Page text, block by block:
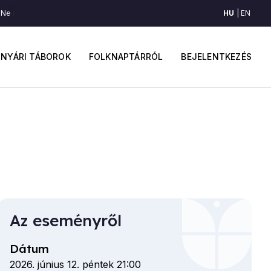
fiók
menüje
BEJELENTKEZÉS
NYÁRI TÁBOROK FOLKNAPTÁRRÓL
nézz rózsám (Erdőszombattelke, Észak-Mezőség) Ne nézz rózsám
HU EN
Az eseményről
Dátum
2026. június 12. péntek 21:00